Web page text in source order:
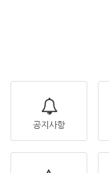
공지사항